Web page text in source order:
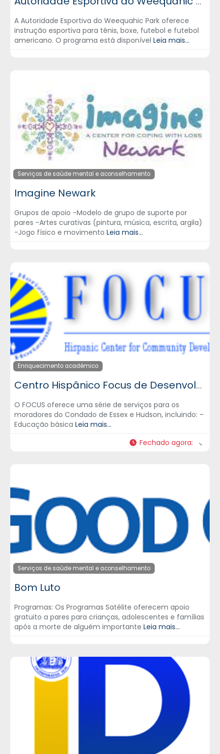
A Autoridade Esportiva do Weequahic Park oferece
instrução esportiva para tênis, boxe, futebol e futebol
americano. O programa está disponível Leia mais...
Serviços de saúde mental e aconselhamento
Imagine Newark
Grupos de apoio -Modelo de grupo de suporte por
pares -Artes curativas (pintura, música, escrita, argila)
-Jogo físico e movimento Leia mais...
Enriquecimento académico
Centro Hispânico Focus de Desenvolvimento Comunitário, Inc.
O FOCUS oferece uma série de serviços para os
moradores do Condado de Essex e Hudson, incluindo: –
Educação básica Leia mais...
Fechado agora:
Serviços de saúde mental e aconselhamento
Bom Luto
Programas: Os Programas Satélite oferecem apoio
gratuito a pares para crianças, adolescentes e famílias
após a morte de alguém importante Leia mais...